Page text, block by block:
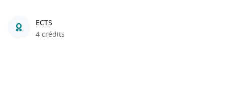
ECTS
4 crédits